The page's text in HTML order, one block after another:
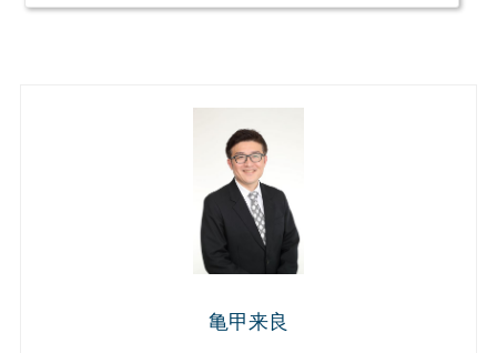
いつもらえるかを事前に知っておけば、必要な手続きに早く取りかかることができるでしょう。相続した
亀甲来良